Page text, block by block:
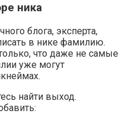
ника
блога, эксперта,
в нике фамилию.
что даже не самые
уже могут
найти выход.